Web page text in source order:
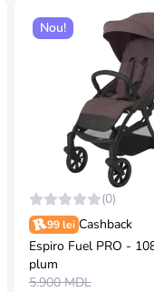
Nou!
(0)
99 lei Cashback
Espiro Fuel PRO -
plum
5.900 MDL